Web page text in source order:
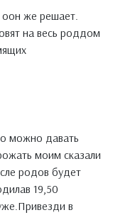
оон же решает.
на весь роддом
можно давать
моим сказали
родов будет
19,50
в